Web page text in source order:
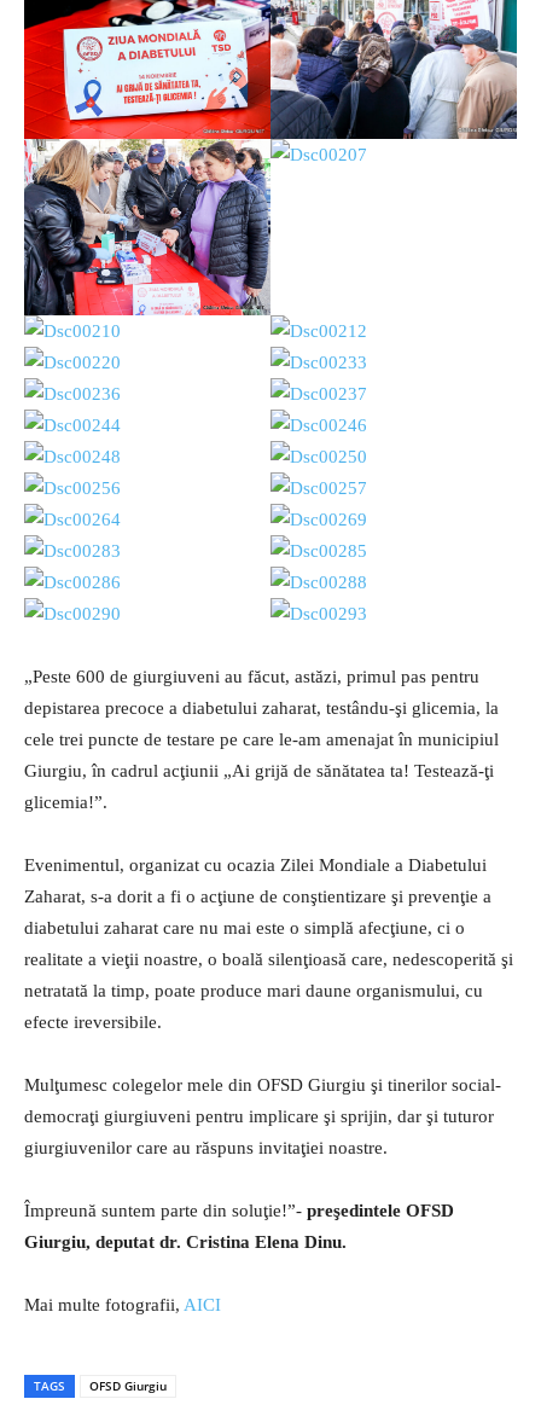
„Peste 600 de giurgiuveni au făcut, astăzi, primul pas pentru
depistarea precoce a diabetului zaharat, testându-şi glicemia, la
cele trei puncte de testare pe care le-am amenajat în municipiul
Giurgiu, în cadrul acţiunii „Ai grijă de sănătatea ta! Testează-ţi
glicemia!”.
Evenimentul, organizat cu ocazia Zilei Mondiale a Diabetului
Zaharat, s-a dorit a fi o acţiune de conştientizare şi prevenţie a
diabetului zaharat care nu mai este o simplă afecţiune, ci o
realitate a vieţii noastre, o boală silenţioasă care, nedescoperită şi
netratată la timp, poate produce mari daune organismului, cu
efecte ireversibile.
Mulţumesc colegelor mele din OFSD Giurgiu şi tinerilor social-
democraţi giurgiuveni pentru implicare şi sprijin, dar şi tuturor
giurgiuvenilor care au răspuns invitaţiei noastre.
Împreună suntem parte din soluţie!”- preşedintele OFSD
Giurgiu, deputat dr. Cristina Elena Dinu.
Mai multe fotografii, AICI
TAGS OFSD Giurgiu